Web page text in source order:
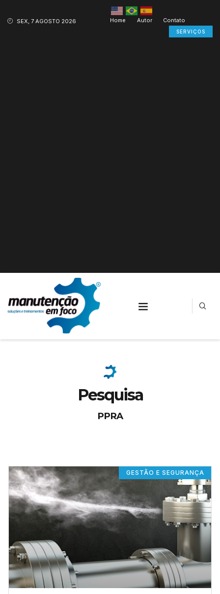
SEX, 7 AGOSTO 2026 Home Autor Contato
SERVIÇOS
Pesquisa
PPRA
GESTÃO E SEGURANÇA